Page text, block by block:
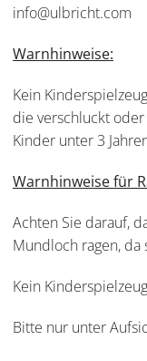
info@ulbricht.com
Warnhinweise:
Kein
die verschluckt
Kinder unter 3
Warnhinweise für
Achten Sie darauf,
Mundloch ragen, da
Kein
Bitte nur unter